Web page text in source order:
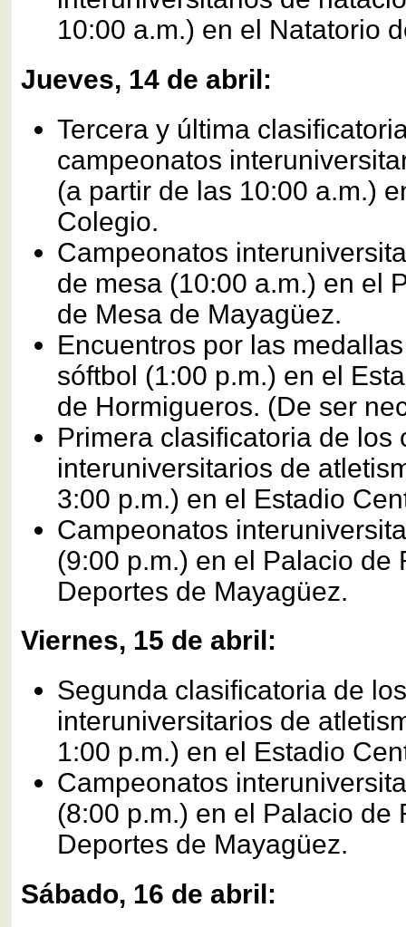
10:00 a.m.) en el Natatorio
Jueves, 14 de abril:
Tercera y última
campeonatos
(a partir de las 10:00 a.m.)
Colegio.
Campeonatos
de mesa (10:00 a.m.) en el
de Mesa de Mayagüez.
Encuentros por las
sóftbol (1:00 p.m.) en el
de Hormigueros. (De ser
Primera clasificatoria de los
interuniversitarios de
3:00 p.m.) en el Estadio
Campeonatos
(9:00 p.m.) en el Palacio de
Deportes de Mayagüez.
Viernes, 15 de abril:
Segunda clasificatoria de
interuniversitarios de
1:00 p.m.) en el Estadio
Campeonatos
(8:00 p.m.) en el Palacio de
Deportes de Mayagüez.
Sábado, 16 de abril: